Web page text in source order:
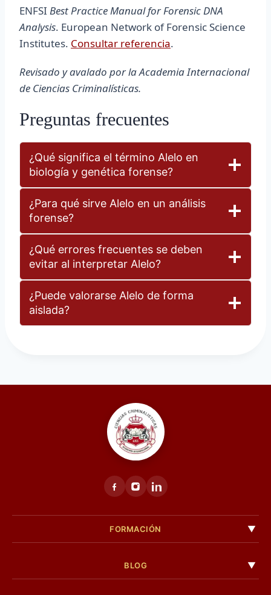
ENFSI Best Practice Manual for Forensic DNA
Analysis. European Network of Forensic Science
Institutes. Consultar referencia.
Revisado y avalado por la Academia Internacional
de Ciencias Criminalísticas.
Preguntas frecuentes
¿Qué significa el término Alelo en
biología y genética forense?
¿Para qué sirve Alelo en un análisis
forense?
¿Qué errores frecuentes se deben
evitar al interpretar Alelo?
¿Puede valorarse Alelo de forma
aislada?
FORMACIÓN
BLOG